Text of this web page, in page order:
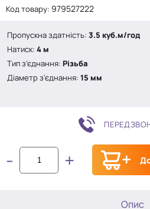
Код товару: 979527222
Пропускна здатність: 3.5 куб.м/год
Натиск: 4 м
Тип з’єднання: Різьба
Діаметр з’єднання: 15 мм
- +
Опис